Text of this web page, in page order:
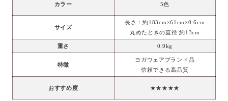
カラー 5色
サイズ
長さ：約183cm×61cm×0.6cm
丸めたときの直径:約13cm
重さ 0.9kg
特徴
ヨガウェアブランド品
信頼できる高品質
おすすめ度 ★★★★★